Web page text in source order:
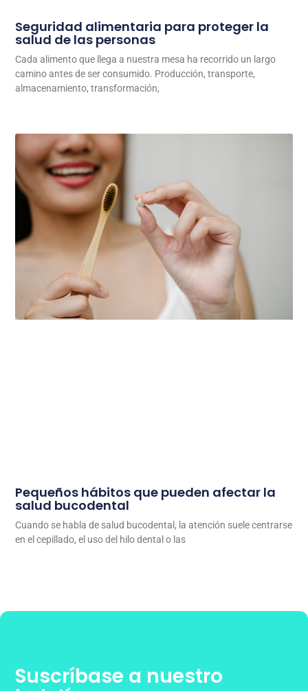
Seguridad alimentaria para proteger la
salud de las personas
Cada alimento que llega a nuestra mesa ha recorrido un largo
camino antes de ser consumido. Producción, transporte,
almacenamiento, transformación,
Pequeños hábitos que pueden afectar la
salud bucodental
Cuando se habla de salud bucodental, la atención suele centrarse
en el cepillado, el uso del hilo dental o las
Suscríbase a nuestro